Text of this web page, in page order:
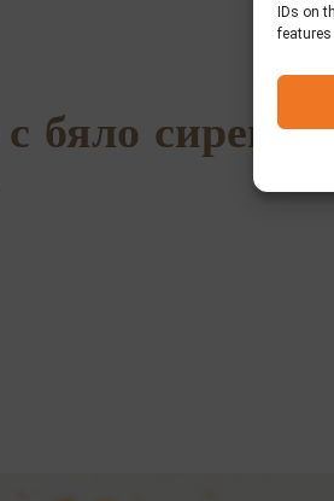
IDs on
бяло сирене и